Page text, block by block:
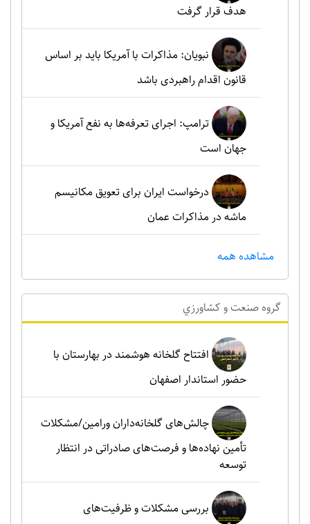
هدف قرار گرفت
نبویان: مذاکرات با آمریکا باید بر اساس
قانون اقدام راهبردی باشد
ترامپ: اجرای تعرفه‌ها به نفع آمریکا و
جهان است
درخواست ایران برای تعویق مکانیسم
ماشه در مذاکرات عمان
مشاهده همه
گروه صنعت و کشاورزي
افتتاح گلخانه هوشمند در بهارستان با
حضور استاندار اصفهان
چالش‌های گلخانه‌داران ورامین/مشکلات
تأمین نهاده‌ها و فرصت‌های صادراتی در انتظار
توسعه
بررسی مشکلات و ظرفیت‌های